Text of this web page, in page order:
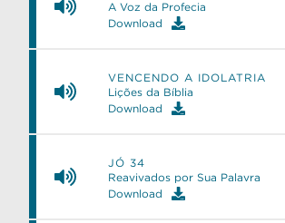
A Voz da Profecia
Download
VENCENDO A IDOLATRIA
Lições da Bíblia
Download
JÓ 34
Reavivados por Sua Palavra
Download